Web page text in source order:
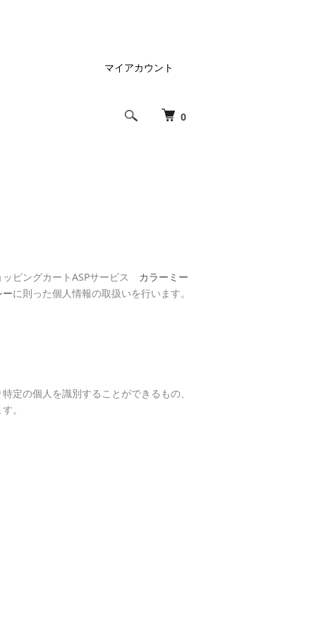
0
マイアカウント
ピングカートASPサービス カラーミー
ーに則った個人情報の取扱いを行います。
定の個人を識別することができるもの、
。